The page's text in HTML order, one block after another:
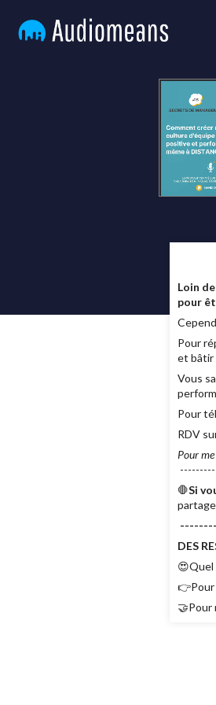
Loin
pour
Pour
et bâtir
Vous
Pour
RDV
Pour
🛑Si
DES
😍Quel
👉Pour
🤝Pour